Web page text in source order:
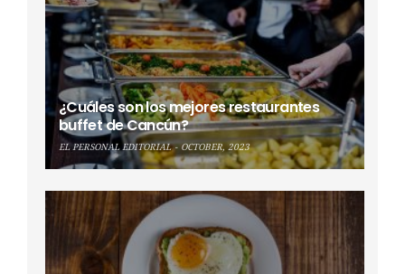
¿Cuáles son los mejores restaurantes
buffet de Cancún?
EL PERSONAL EDITORIAL OCTOBER, 2023